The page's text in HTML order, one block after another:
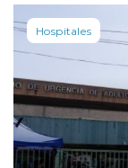
Hospitales